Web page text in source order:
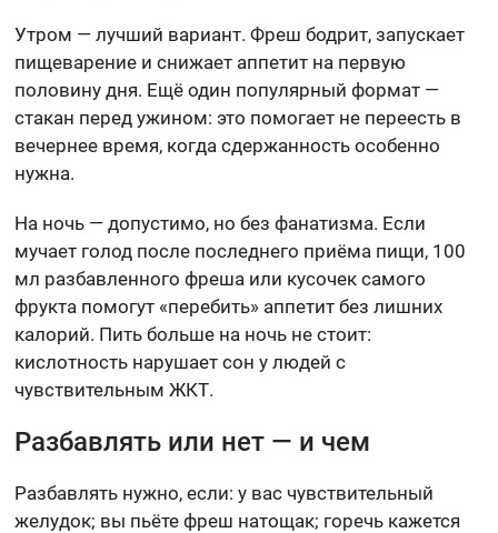
Утром — лучший вариант. Фреш бодрит, запускает
пищеварение и снижает аппетит на первую
половину дня. Ещё один популярный формат —
стакан перед ужином: это помогает не переесть в
вечернее время, когда сдержанность особенно
нужна.
На ночь — допустимо, но без фанатизма. Если
мучает голод после последнего приёма пищи, 100
мл разбавленного фреша или кусочек самого
фрукта помогут «перебить» аппетит без лишних
калорий. Пить больше на ночь не стоит:
кислотность нарушает сон у людей с
чувствительным ЖКТ.
Разбавлять или нет — и чем
Разбавлять нужно, если: у вас чувствительный
желудок; вы пьёте фреш натощак; горечь кажется